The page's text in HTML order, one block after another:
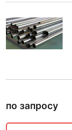
по запросу